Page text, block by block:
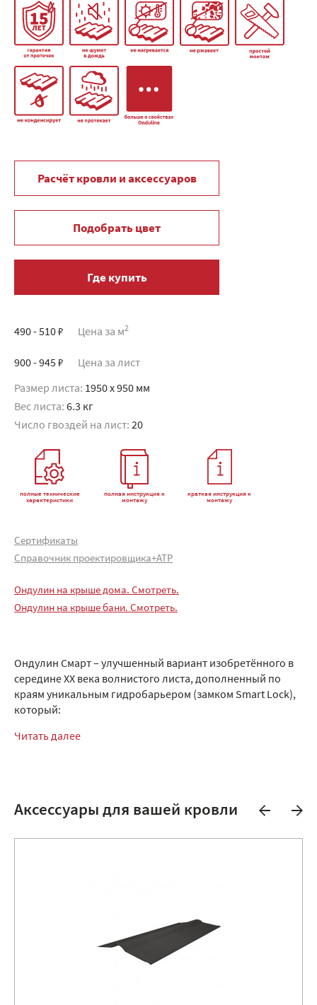
Расчёт кровли и аксессуаров
Подобрать цвет
Где купить
490 - 510 ₽ Цена за м2
900 - 945 ₽ Цена за лист
Размер листа: 1950 x 950 мм
Вес листа: 6.3 кг
Число гвоздей на лист: 20
полные технические
характеристики
полная инструкция к
монтажу
краткая инструкция к
монтажу
Сертификаты
Справочник проектировщика+АТР
Ондулин на крыше дома. Смотреть.
Ондулин на крыше бани. Смотреть.
Ондулин Смарт – улучшенный вариант изобретённого в
середине XX века волнистого листа, дополненный по
краям уникальным гидробарьером (замком Smart Lock),
который:
Читать далее
Аксессуары для вашей кровли